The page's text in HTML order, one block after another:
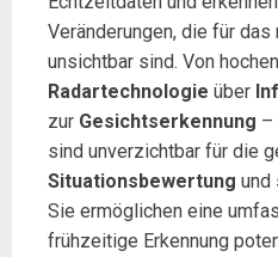
Veränderungen, die für
unsichtbar sind. Von
Radartechnologie über
zur Gesichtserkennung –
sind unverzichtbar für die
Situationsbewertung und
Sie ermöglichen eine
frühzeitige Erkennung